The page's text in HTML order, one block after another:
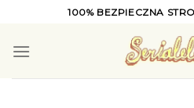
content
100% BEZPIECZNA